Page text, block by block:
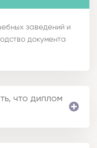
заведений и
документа
что диплом